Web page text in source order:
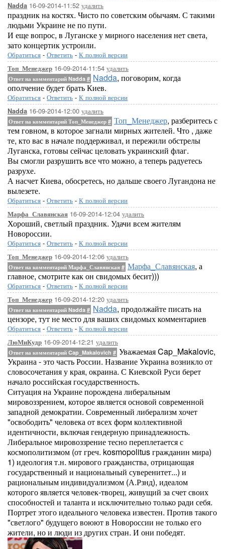
Nadda 16-09-2014-11:52 удалить
праздник на костях. Чисто по советским обычаям. С такими
людьми Украине не по пути.
И еще вопрос, в Луганске у мирного населения нет света,
зато концертик устроили.
Обратиться - Ответить - К полной версии
Топ_Менеджер 16-09-2014-11:54 удалить
Ответ на комментарий Nadda # Nadda, поговорим, когда
ополчение будет брать Киев.
Обратиться - Ответить - К полной версии
Nadda 16-09-2014-12:00 удалить
Ответ на комментарий Топ_Менеджер # Топ_Менеджер, разберитесь с
тем говном, в которое загнали мирных жителей. Что , даже
те, кто вас в начале поддерживал, и пережили обстрелы
Луганска, готовы сейчас целовать украинский флаг.
Вы смогли разрушить все что можно, а теперь радуетесь
разрухе.
А насчет Киева, обосретесь, но дальше своего Лугандона не
вылезете.
Обратиться - Ответить - К полной версии
Марфа_Славянская 16-09-2014-12:04 удалить
Хороший, светлый праздник. Удачи всем жителям
Новороссии.
Обратиться - Ответить - К полной версии
Топ_Менеджер 16-09-2014-12:06 удалить
Ответ на комментарий Марфа_Славянская # Марфа_Славянская, а
главное, смотрите как он свидомых бесит)))
Обратиться - Ответить - К полной версии
Топ_Менеджер 16-09-2014-12:20 удалить
Ответ на комментарий Nadda # Nadda, продолжайте писать на
цензоре, тут не место для ваших свидомых комментариев
Обратиться - Ответить - К полной версии
ЛюМиКудр 16-09-2014-12:21 удалить
Ответ на комментарий Cap_Makalovich # Уважаемая Cap_Makalovic,
Украина - это часть России. Название Украина возникло от
словосочетания у края, окраина. С Киевской Руси берет
начало российская государственность.
Ситуация на Украине порождена либеральным
мировоззрением, которое является основой современной
западной демократии. Современный либерализм хочет
"освободить" человека от всех форм коллективной
идентичности, включая гендерную принадлежность.
Либеральное мировоззрение тесно переплетается с
космополитизмом (от греч. kosmopolitus гражданин мира)
1) идеология т.н. мирового гражданства, отрицающая
государственный и национальный суверенитет...) и
рациональным индивидуализмом (А.Рзнд), идеалом
которого является человек-творец, живущий за счет своих
способностей и таланта и исключительно только ради себя.
Портрет этого идеального человека известен. Против такого
"светлого" будущего воюют в Новороссии не только его
жители, но и люди из других стран. И они победят.